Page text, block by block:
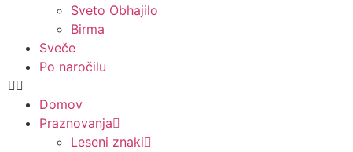
Sveto Obhajilo
Birma
Sveče
Po naročilu
Domov
Praznovanja
Leseni znaki